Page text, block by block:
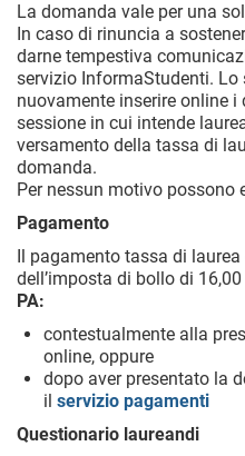
La domanda vale per una
In caso di rinuncia a
darne tempestiva
servizio InformaStudenti. Lo
nuovamente inserire online
sessione in cui intende
versamento della tassa di
domanda.
Per nessun motivo possono
Pagamento
Il pagamento tassa di laurea
dell’imposta di bollo di
PA:
contestualmente alla
online, oppure
dopo aver presentato la
il servizio pagamenti
Questionario laureandi